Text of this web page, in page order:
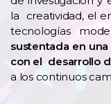
la creatividad, el
tecnologías
sustentada en
con el desarrollo
a los continuos